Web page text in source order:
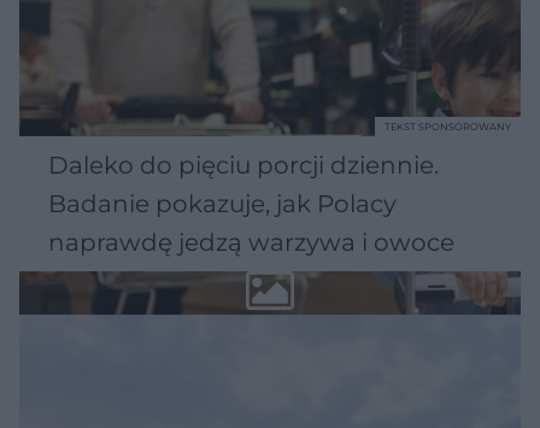
Daleko do pięciu porcji dziennie.
Badanie pokazuje, jak Polacy
naprawdę jedzą warzywa i owoce
TEKST SPONSOROWANY